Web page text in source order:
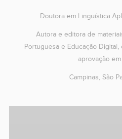
Doutora em Linguística
Autora e editora de
Portuguesa e Educação
aprovação em
Campinas, São